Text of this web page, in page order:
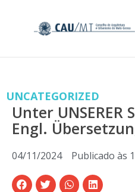
UNCATEGORIZED
Unter UNSERER
Engl.
04/11/2024 Publicado às